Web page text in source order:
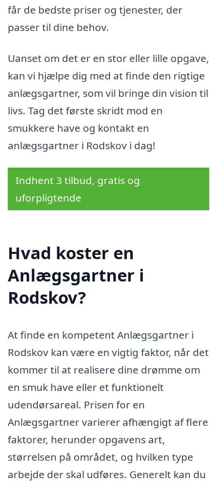
får de bedste priser og tjenester, der
passer til dine behov.
Uanset om det er en stor eller lille opgave,
kan vi hjælpe dig med at finde den rigtige
anlægsgartner, som vil bringe din vision til
livs. Tag det første skridt mod en
smukkere have og kontakt en
anlægsgartner i Rodskov i dag!
Indhent 3 tilbud, gratis og
uforpligtende
Hvad koster en
Anlægsgartner i
Rodskov?
At finde en kompetent Anlægsgartner i
Rodskov kan være en vigtig faktor, når det
kommer til at realisere dine drømme om
en smuk have eller et funktionelt
udendørsareal. Prisen for en
Anlægsgartner varierer afhængigt af flere
faktorer, herunder opgavens art,
størrelsen på området, og hvilken type
arbejde der skal udføres. Generelt kan du